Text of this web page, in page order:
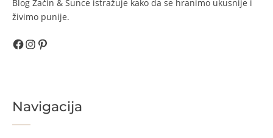
Blog Začin & Sunce istražuje kako da se hranimo ukusnije i
živimo punije.
Facebook
Instagram
Pinterest
Navigacija